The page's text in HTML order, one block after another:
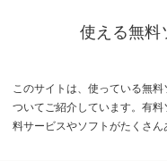
使える無料
このサイトは、使っている無
ついてご紹介しています。有
料サービスやソフトがたくさん